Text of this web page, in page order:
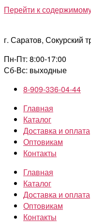
Перейти к
г. Саратов, Сокурский
Пн-Пт: 8:00-17:00
Сб-Вс: выходные
8-909-336-04-44
Главная
Каталог
Доставка и оплата
Оптовикам
Контакты
Главная
Каталог
Доставка и оплата
Оптовикам
Контакты